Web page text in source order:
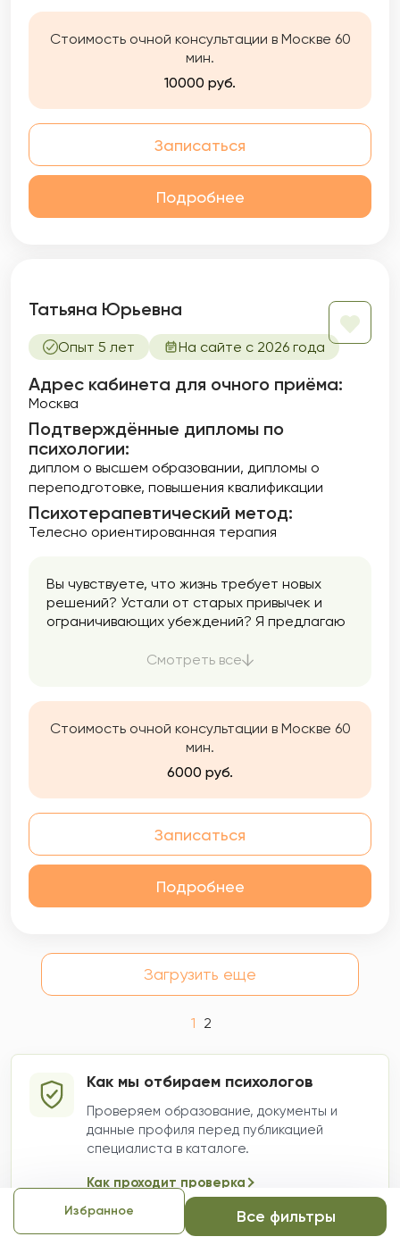
Избранное Все фильтры
линии помощи онколоческим больным и их
близким, 10 лет работы частной практики. В
своей работе использую интегративный
рассматривать и решать запрос клиента.
Мой бэкграунд помог реабилитировать,
отлично социализировать, воспитать
успешных собственных детей, рожденных
слабовидящими. 27 лет брака. Постоянно
Стоимость очной консультации в Москве 60
мин.
10000 руб.
Записаться
Подробнее
Татьяна Юрьевна
Опыт 5 лет На сайте с 2026 года
Адрес кабинета для очного приёма:
Москва
Подтверждённые дипломы по
психологии:
диплом о высшем образовании дипломы о
переподготовке повышения квалификации
Психотерапевтический метод:
Телесно ориентированная терапия
Вы чувствуете, что жизнь требует новых
решений? Устали от старых привычек и
ограничивающих убеждений? Я предлагаю
жизнь к лучшему!Смотреть все
Стоимость очной консультации в Москве 60
мин.
6000 руб.
Записаться
Подробнее
Загрузить еще
1 2
Как мы отбираем психологов
Проверяем образование, документы и
данные профиля перед публикацией
специалиста в каталоге.
Как проходит проверка